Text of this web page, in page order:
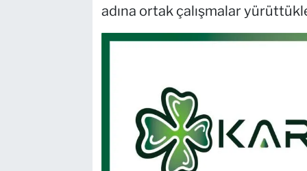
adına ortak çalışmalar